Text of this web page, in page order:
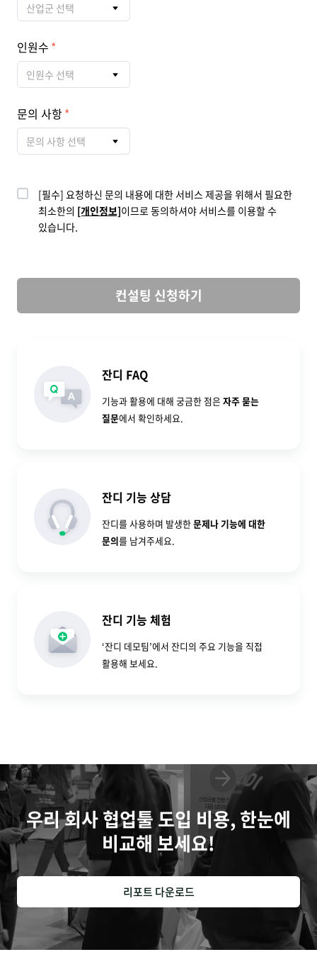
산업군 선택
인원수
인원수 선택
문의 사항
문의 사항 선택
[필수] 요청하신 문의 내용에 대한 서비스 제공을 위해서 필요한
최소한의 [개인정보]이므로 동의하셔야 서비스를 이용할 수
있습니다.
컨설팅 신청하기
잔디 FAQ
기능과 활용에 대해 궁금한 점은 자주 묻는
질문에서 확인하세요.
잔디 기능 상담
잔디를 사용하며 발생한문제나 기능에 대한
문의를 남겨주세요.
잔디 기능 체험
‘잔디 데모팀’에서 잔디의 주요 기능을 직접
활용해 보세요.
우리 회사 협업툴 도입 비용, 한눈에
비교해 보세요!
리포트 다운로드